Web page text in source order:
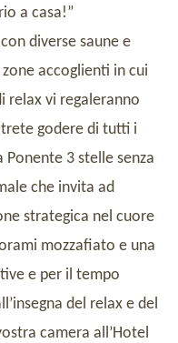
a casa!”
con diverse saune e
accoglienti in cui
relax vi regaleranno
godere di tutti i
3 stelle senza
che invita ad
strategica nel cuore
mozzafiato e una
e per il tempo
del relax e del
camera all’Hotel